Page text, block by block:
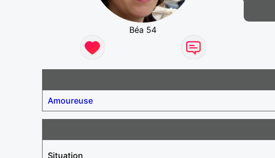
Béa 54
Amoureuse
Situation